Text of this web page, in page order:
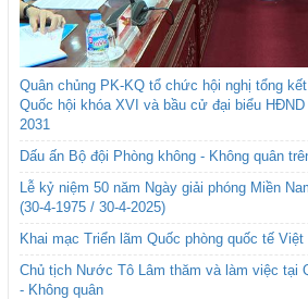
Quân chủng PK-KQ tổ chức hội nghị tổng
Quốc hội khóa XVI và bầu cử đại biểu
2031
Dấu ấn Bộ đội Phòng không - Không quân
Lễ kỷ niệm 50 năm Ngày giải phóng Miền
(30-4-1975 / 30-4-2025)
Khai mạc Triển lãm Quốc phòng quốc tế Việt
Chủ tịch Nước Tô Lâm thăm và làm việc tại
- Không quân